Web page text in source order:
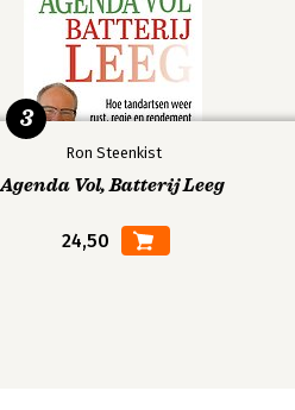
Ron Steenkist
Agenda Vol, Batterij Leeg
24,50
3